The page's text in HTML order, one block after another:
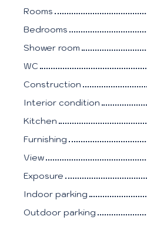
Rooms
Bedrooms
Shower room
WC
Construction
Interior condition
Kitchen
Furnishing
View
Exposure
Indoor parking
Outdoor parking